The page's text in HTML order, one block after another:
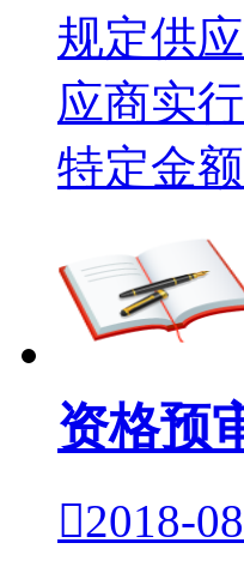
规定供
应商实
特定金
资格预
2018-